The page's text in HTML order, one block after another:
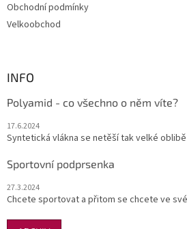
Obchodní podmínky
Velkoobchod
INFO
Polyamid - co všechno o něm víte?
17.6.2024
Syntetická vlákna se netěší tak velké
Sportovní podprsenka
27.3.2024
Chcete sportovat a přitom se chcete ve